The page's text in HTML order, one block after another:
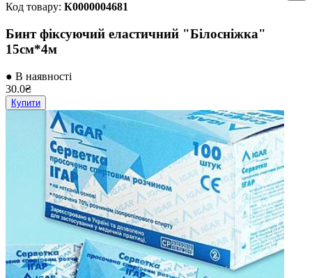
Код товару: К0000004681
Бинт фіксуючий еластичний "Білосніжка"
15см*4м
● В наявності
30.0₴
Купити